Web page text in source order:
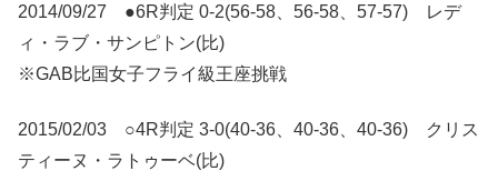
2014/09/27 ●6R判定 0-2(56-58、56-58、57-57) レデ
ィ・ラブ・サンピトン(比)
※GAB比国女子フライ級王座挑戦
2015/02/03 ○4R判定 3-0(40-36、40-36、40-36) クリス
ティーヌ・ラトゥーベ(比)